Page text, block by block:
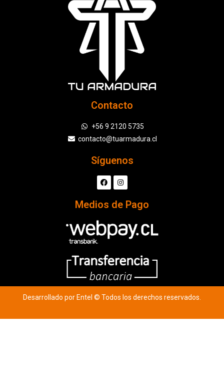
Contacto
+56 9 2120 5735
contacto@tuarmadura.cl
Síguenos
Medios de Pago
Desarrollado por Entel © Todos los derechos reservados.